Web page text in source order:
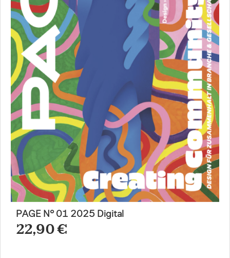
PAGE N° 01 2025 Digital
22,90 €